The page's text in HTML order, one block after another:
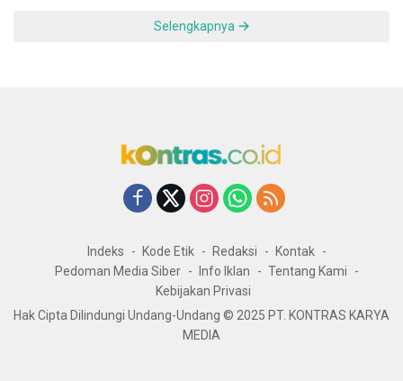
Selengkapnya
Indeks Kode Etik Redaksi
Kontak
Pedoman Media Siber
Info Iklan
Tentang Kami
Kebijakan Privasi
Hak Cipta Dilindungi Undang-Undang © 2025 PT. KONTRAS KARYA
MEDIA